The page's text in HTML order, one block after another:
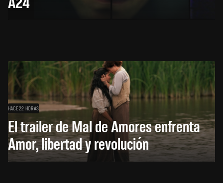
HACE 22 HORAS
El trailer de Mal de Amores enfrenta
Amor, libertad y revolución